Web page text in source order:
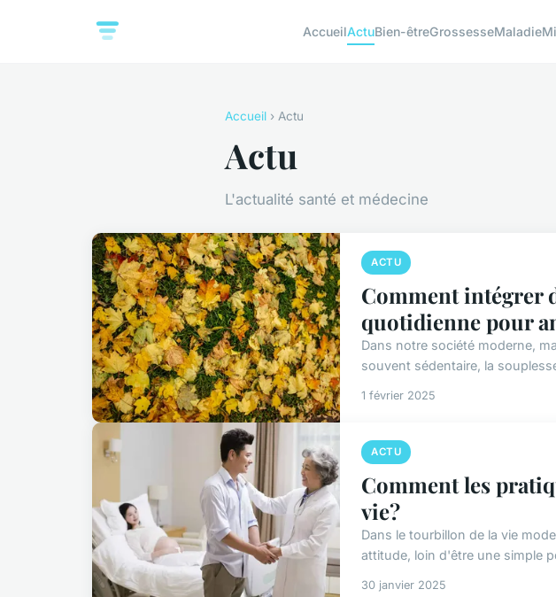
AccueilActuBien-êtreGrossesseMaladie
Accueil › Actu
Actu
L'actualité santé et médecine
ACTU
Comment intégrer
quotidienne pour
Dans notre société moderne,
souvent sédentaire, la
1 février 2025
ACTU
Comment les
vie?
Dans le tourbillon de la vie
attitude, loin d'être une simple
30 janvier 2025